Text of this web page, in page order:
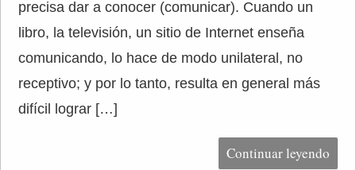
precisa dar a conocer (comunicar). Cuando un
libro, la televisión, un sitio de Internet enseña
comunicando, lo hace de modo unilateral, no
receptivo; y por lo tanto, resulta en general más
difícil lograr […]
Continuar leyendo